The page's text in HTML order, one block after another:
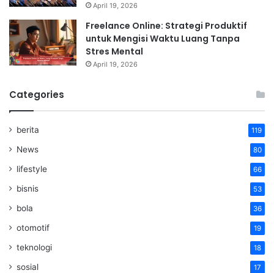
April 19, 2026
Freelance Online: Strategi Produktif
untuk Mengisi Waktu Luang Tanpa
Stres Mental
April 19, 2026
Categories
berita 119
News 80
lifestyle 66
bisnis 53
bola 36
otomotif 19
teknologi 18
sosial 17